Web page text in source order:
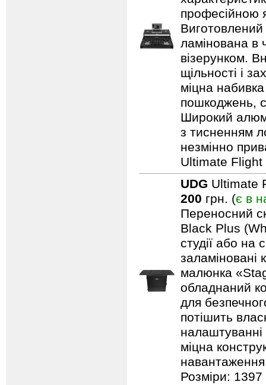
професійною
ламінована в
візерунком.
щільності і
міцна
пошкоджень,
Широкий
з тисненням
незмінно
Ultimate
UDG Ultimate
200 грн. (є в
Переносний
Black Plus
студії або на
заламіновані
малюнка
обладнаний
для
потішить
міцна
Розміри: